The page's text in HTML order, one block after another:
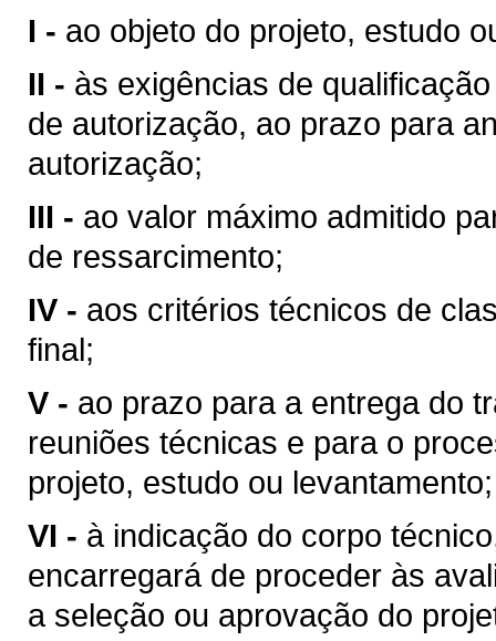
I - ao objeto do projeto, estudo
II - às exigências de
de autorização, ao prazo para
autorização;
III - ao valor máximo admitido
de ressarcimento;
IV - aos critérios técnicos de
final;
V - ao prazo para a entrega do
reuniões técnicas e para o
projeto, estudo ou levantamento;
VI - à indicação do corpo
encarregará de proceder às
a seleção ou aprovação do